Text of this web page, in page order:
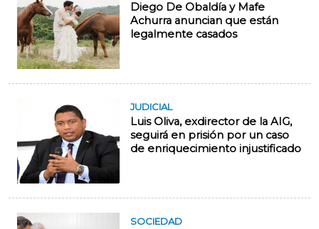
Diego De Obaldía y Mafe
Achurra anuncian que están
legalmente casados
JUDICIAL
Luis Oliva, exdirector de la AIG,
seguirá en prisión por un caso
de enriquecimiento injustificado
SOCIEDAD